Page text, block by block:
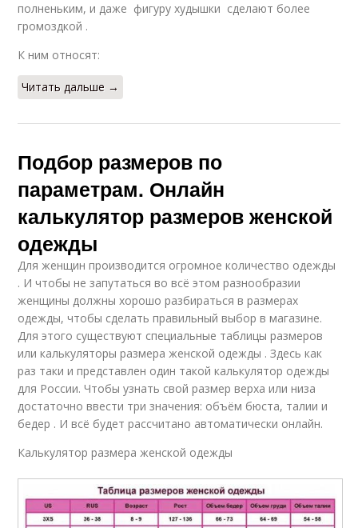
полненьким, и даже фигуру худышки сделают более
громоздкой .
К ним относят:
Читать дальше →
Подбор размеров по
параметрам. Онлайн
калькулятор размеров женской
одежды
Для женщин производится огромное количество одежды
. И чтобы не запутаться во всё этом разнообразии
женщины должны хорошо разбираться в размерах
одежды, чтобы сделать правильный выбор в магазине.
Для этого существуют специальные таблицы размеров
или калькуляторы размера женской одежды . Здесь как
раз таки и представлен один такой калькулятор одежды
для России. Чтобы узнать свой размер верха или низа
достаточно ввести три значения: объём бюста, талии и
бедер . И всё будет рассчитано автоматически онлайн.
Калькулятор размера женской одежды